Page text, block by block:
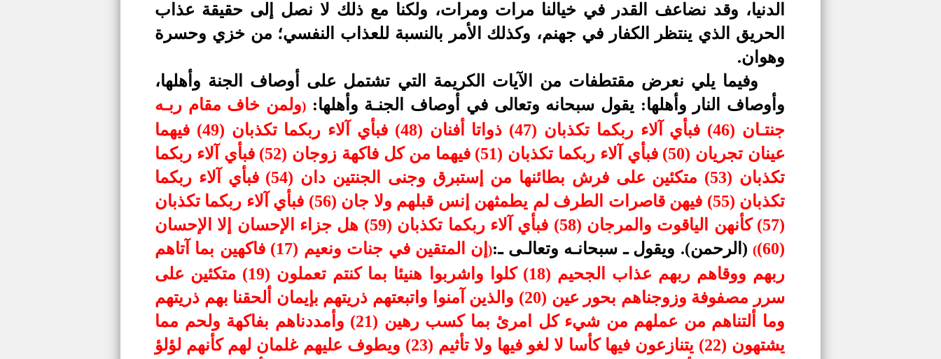
الدنيا، وقد نضاعف القدر في خيالنا مرات ومرات، ولكنا مع ذلك لا نصل إلى حقيقة عذاب
الحريق الذي ينتظر الكفار في جهنم، وكذلك الأمر بالنسبة للعذاب النفسي؛ من خزي وحسرة
وهوان.
وفيما يلي نعرض مقتطفات من الآيات الكريمة التي تشتمل على أوصاف الجنة وأهلها،
وأوصاف النار وأهلها: يقول سبحانه وتعالى في أوصاف الجنـة وأهلها: )ولمن خاف مقام ربـه
جنتـان (46) فبأي آلاء ربكما تكذبان (47) ذواتا أفنان (48) فبأي آلاء ربكما تكذبان (49) فيهما
عينان تجريان (50) فبأي آلاء ربكما تكذبان (51) فيهما من كل فاكهة زوجان (52) فبأي آلاء ربكما
تكذبان (53) متكئين على فرش بطائنها من إستبرق وجنى الجنتين دان (54) فبأي آلاء ربكما
تكذبان (55) فيهن قاصرات الطرف لم يطمثهن إنس قبلهم ولا جان (56) فبأي آلاء ربكما تكذبان
(57) كأنهن الياقوت والمرجان (58) فبأي آلاء ربكما تكذبان (59) هل جزاء الإحسان إلا الإحسان
(60)
((الرحمن). ويقول ـ سبحانـه وتعالـى ـ:)
إن المتقين في جنات ونعيم (17) فاكهين بما آتاهم
ربهم ووقاهم ربهم عذاب الجحيم (18) كلوا واشربوا هنيئا بما كنتم تعملون (19) متكئين على
سرر مصفوفة وزوجناهم بحور عين (20) والذين آمنوا واتبعتهم ذريتهم بإيمان ألحقنا بهم ذريتهم
وما ألتناهم من عملهم من شيء كل امرئ بما كسب رهين (21) وأمددناهم بفاكهة ولحم مما
يشتهون (22) يتنازعون فيها كأسا لا لغو فيها ولا تأثيم (23) ويطوف عليهم غلمان لهم كأنهم لؤلؤ